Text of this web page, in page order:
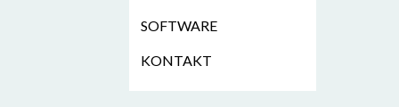
SOFTWARE
KONTAKT